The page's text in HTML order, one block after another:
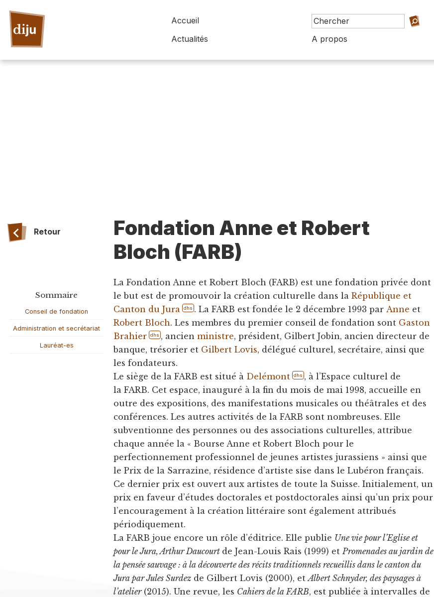
Accueil
Actualités
A propos
Retour
Fondation Anne et Robert
Bloch (FARB)
Sommaire
Conseil de fondation
Administration et secrétariat
Lauréat-es
La Fondation Anne et Robert Bloch (FARB) est une fondation privée dont
le but est de promouvoir la création culturelle dans laRépublique et
Canton du Jura
dhs . La FARB est fondée le 2 décembre 1993 par Anne et
Robert Bloch. Les membres du premier conseil de fondation sont Gaston
Brahier
dhs , ancienministre, président, Gilbert Jobin, ancien directeur de
banque, trésorier et Gilbert Lovis, délégué culturel, secrétaire, ainsi que
les fondateurs.
Le siège de la FARB est situé à Delémont dhs , à l’Espace culturel de
la FARB. Cet espace, inauguré à la fin du mois de mai 1998, accueille en
outre des expositions, des manifestations musicales ou théâtrales et des
conférences. Les autres activités de la FARB sont nombreuses. Elle
subventionne des personnes ou des associations culturelles, attribue
chaque année la « Bourse Anne et Robert Bloch pour le
perfectionnement professionnel de jeunes artistes jurassiens » ainsi que
le Prix de la Sarrazine, résidence d’artiste sise dans le Lubéron français.
Ce dernier prix est ouvert aux artistes de toute la Suisse. Initialement, un
prix en faveur d’études doctorales et postdoctorales ainsi qu’un prix pour
l’encouragement à la création littéraire sont également attribués
périodiquement.
La FARB joue encore un rôle d’éditrice. Elle publie Une vie pour l’Eglise et
pour le Jura, Arthur Daucourt de Jean-Louis Rais (1999) et Promenades au jardin de
la pensée sauvage : à la découverte des récits traditionnels recueillis dans le canton du
Jura par Jules Surdez de Gilbert Lovis (2000), etAlbert Schnyder, des paysages à
l’atelier(2015). Une revue, les Cahiers de la FARB, est publiée à intervalles de